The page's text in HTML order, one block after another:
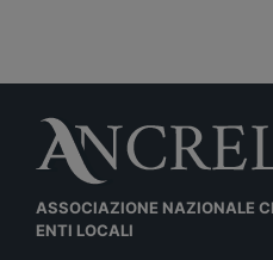
ASSOCIAZIONE NAZIONALE
ENTI LOCALI